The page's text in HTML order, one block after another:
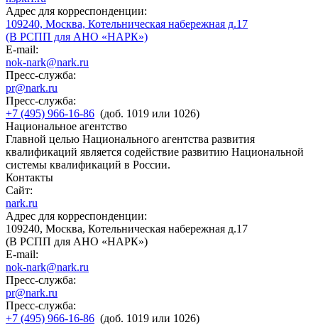
Адрес для корреспонденции:
109240, Москва, Котельническая набережная д.17
(В РСПП для АНО «НАРК»)
E-mail:
nok-nark@nark.ru
Пресс-служба:
pr@nark.ru
Пресс-служба:
+7 (495) 966-16-86 (доб. 1019 или 1026)
Национальное агентство
Главной целью Национального агентства развития
квалификаций является содействие развитию Национальной
системы квалификаций в России.
Контакты
Сайт:
nark.ru
Адрес для корреспонденции:
109240, Москва, Котельническая набережная д.17
(В РСПП для АНО «НАРК»)
E-mail:
nok-nark@nark.ru
Пресс-служба:
pr@nark.ru
Пресс-служба:
+7 (495) 966-16-86 (доб. 1019 или 1026)